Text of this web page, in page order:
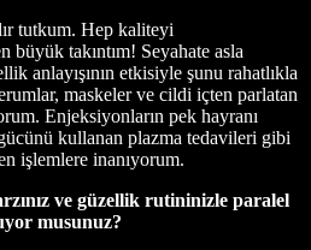
tutkum. Hep kaliteyi
takıntım! Seyahate asla
anlayışının etkisiyle şunu rahatlıkla
maskeler ve cildi içten parlatan
Enjeksiyonların pek hayranı
kullanan plazma tedavileri gibi
işlemlere inanıyorum.
ve güzellik rutininizle paralel
musunuz?